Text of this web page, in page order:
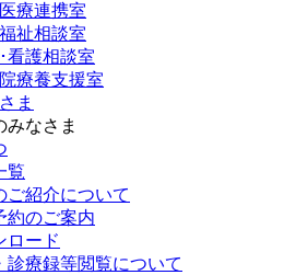
療連携室
祉相談室
看護相談室
療養支援室
ま
みなさま
覧
ご紹介について
約のご案内
ロード
診療録等閲覧について